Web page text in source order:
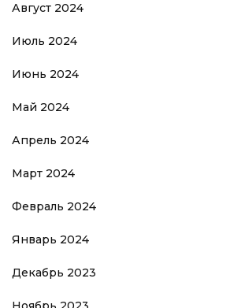
Август 2024
Июль 2024
Июнь 2024
Май 2024
Апрель 2024
Март 2024
Февраль 2024
Январь 2024
Декабрь 2023